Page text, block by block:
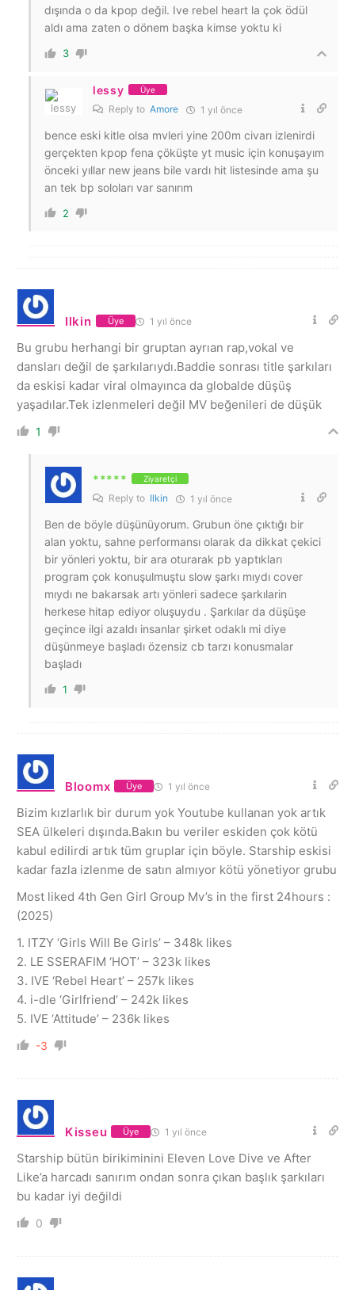
dışında o da kpop değil. Ive rebel heart la çok ödül
aldı ama zaten o dönem başka kimse yoktu ki
3
lessy Üye
Reply to Amore 1 yıl önce
bence eski kitle olsa mvleri yine 200m civarı izlenirdi
gerçekten kpop fena çöküşte yt music için konuşayım
önceki yıllar new jeans bile vardı hit listesinde ama şu
an tek bp soloları var sanırım
2
Ilkin Üye 1 yıl önce
Bu grubu herhangi bir gruptan ayrıan rap,vokal ve
dansları değil de şarkılarıydı.Baddie sonrası title şarkıları
da eskisi kadar viral olmayınca da globalde düşüş
yaşadılar.Tek izlenmeleri değil MV beğenileri de düşük
1
***** Ziyaretçi
Reply to Ilkin 1 yıl önce
Ben de böyle düşünüyorum. Grubun öne çıktığı bir
alan yoktu, sahne performansı olarak da dikkat çekici
bir yönleri yoktu, bir ara oturarak pb yaptıkları
program çok konuşulmuştu slow şarkı mıydı cover
mıydı ne bakarsak artı yönleri sadece şarkılarin
herkese hitap ediyor oluşuydu . Şarkılar da düşüşe
geçince ilgi azaldı insanlar şirket odaklı mi diye
düşünmeye başladı özensiz cb tarzı konusmalar
başladı
1
Bloomx Üye 1 yıl önce
Bizim kızlarlık bir durum yok Youtube kullanan yok artık
SEA ülkeleri dışında.Bakın bu veriler eskiden çok kötü
kabul edilirdi artık tüm gruplar için böyle. Starship eskisi
kadar fazla izlenme de satın almıyor kötü yönetiyor grubu
Most liked 4th Gen Girl Group Mv’s in the first 24hours :
(2025)
1. ITZY ‘Girls Will Be Girls’ – 348k likes
2. LE SSERAFIM ‘HOT’ – 323k likes
3. IVE ‘Rebel Heart’ – 257k likes
4. i-dle ‘Girlfriend’ – 242k likes
5. IVE ‘Attitude’ – 236k likes
-3
Kisseu Üye 1 yıl önce
Starship bütün birikiminini Eleven Love Dive ve After
Like’a harcadı sanırım ondan sonra çıkan başlık şarkıları
bu kadar iyi değildi
0